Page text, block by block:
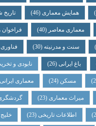
معماری (46) تاریخ شفاهی (41)
معاصر(40) فراخوان ها (32)
و مدرنیته(30) فناوری (26)
ایرانی(26) نابودی و تخریب(25)
مسکن (24) معماری ایرانی(24)
معماری (23) گردشگری (23)
اطلاعات تاریخی(23) خلیج فارس(23)